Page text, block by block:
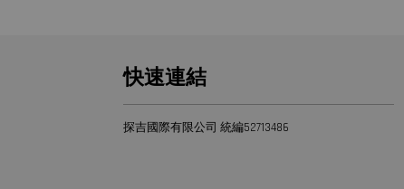
快速連結
探吉國際有限公司 統編52713486